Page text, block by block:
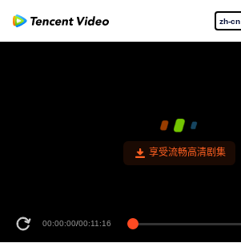
zh-cn
享受流畅高清剧集
00:00:00/00:11:16